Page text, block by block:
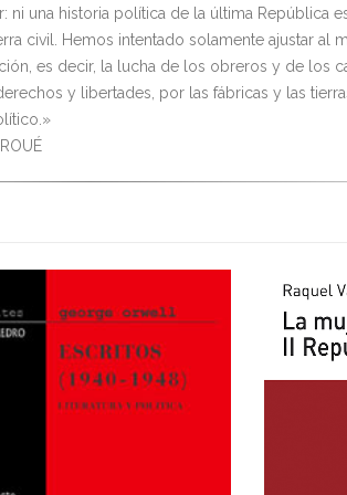
ni una historia política de la última República
civil. Hemos intentado solamente ajustar al
es decir, la lucha de los obreros y de los
y libertades, por las fábricas y las